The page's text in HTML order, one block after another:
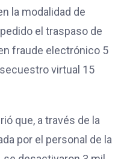
la modalidad de
el traspaso de
fraude electrónico 5
virtual 15
que, a través de la
por el personal de la